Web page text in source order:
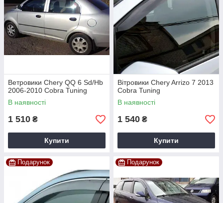
Ветровики Chery QQ 6 Sd/Hb
2006-2010 Cobra Tuning
В наявності
1 510 ₴
Купити
Вітровики Chery Arrizo 7 2013
Cobra Tuning
В наявності
1 540 ₴
Купити
Подарунок Подарунок